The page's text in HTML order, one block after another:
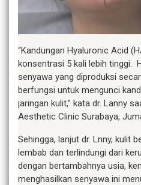
“Kandungan Hyaluronic Acid
konsentrasi 5 kali lebih tinggi.
senyawa yang diproduksi
berfungsi untuk mengunci
jaringan kulit,” kata dr. Lanny
Aesthetic Clinic Surabaya,
Sehingga, lanjut dr. Lnny, kulit
lembab dan terlindungi dari
dengan bertambahnya usia,
menghasilkan senyawa ini